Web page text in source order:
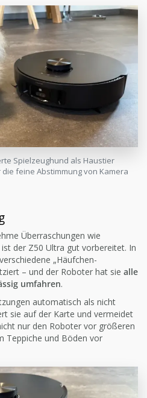
Spielzeughund als Haustier
feine Abstimmung von Kamera
Überraschungen wie
der Z50 Ultra gut vorbereitet. In
„Häufchen-
– und der Roboter hat sie alle
umfahren.
automatisch als nicht
sie auf der Karte und vermeidet
nur den Roboter vor größeren
Teppiche und Böden vor